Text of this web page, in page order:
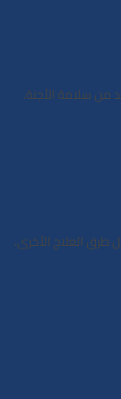
طرق العلاج الأخرى.